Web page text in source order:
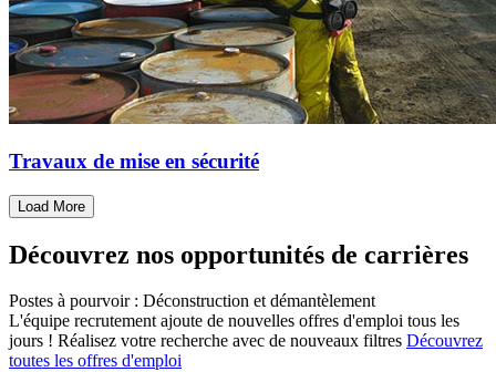
Travaux de mise en sécurité
Load More
Découvrez nos opportunités de carrières
Postes à pourvoir : Déconstruction et démantèlement
L'équipe recrutement ajoute de nouvelles offres d'emploi tous les
jours ! Réalisez votre recherche avec de nouveaux filtres Découvrez
toutes les offres d'emploi